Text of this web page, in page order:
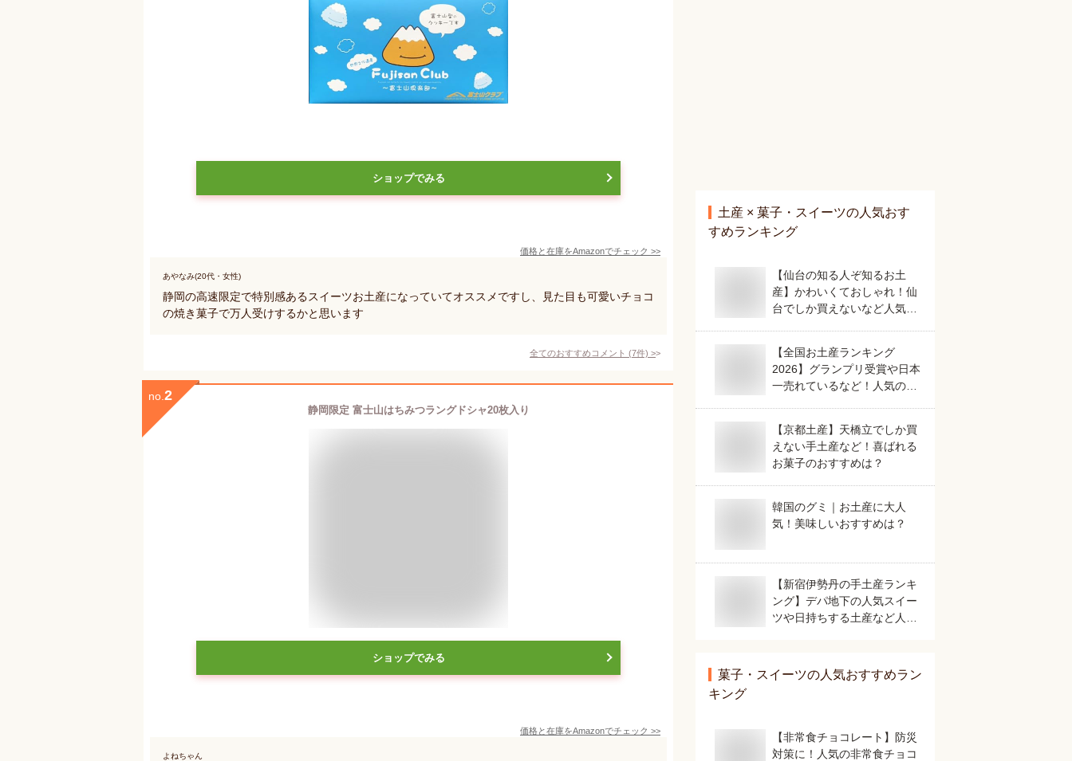
ショップでみる
価格と在庫をAmazonでチェック >>
あやなみ(20代・女性)
静岡の高速限定で特別感あるスイーツお土産になっていてオススメですし、見た目も可愛いチョコ
の焼き菓子で万人受けするかと思います
全てのおすすめコメント (7件) >
no. 2
静岡限定 富士山はちみつラングドシャ20枚入り
ショップでみる
価格と在庫をAmazonでチェック >>
よねちゃん
土産 × 菓子・スイーツの人気おす
すめランキング
【仙台の知る人ぞ知るお土
産】かわいくておしゃれ！仙
台でしか買えないなど人気の
【全国お土産ランキング
2026】グランプリ受賞や日本
一売れているなど！人気のご
【京都土産】天橋立でしか買
えない手土産など！喜ばれる
お菓子のおすすめは？
韓国のグミ｜お土産に大人
気！美味しいおすすめは？
【新宿伊勢丹の手土産ランキ
ング】デパ地下の人気スイー
ツや日持ちする土産など人気
菓子・スイーツの人気おすすめラン
キング
【非常食チョコレート】防災
対策に！人気の非常食チョコ